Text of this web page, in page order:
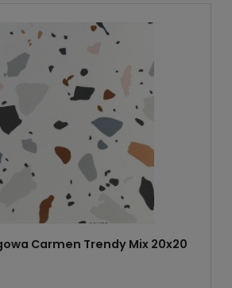
Carmen Trendy Mix 20x20